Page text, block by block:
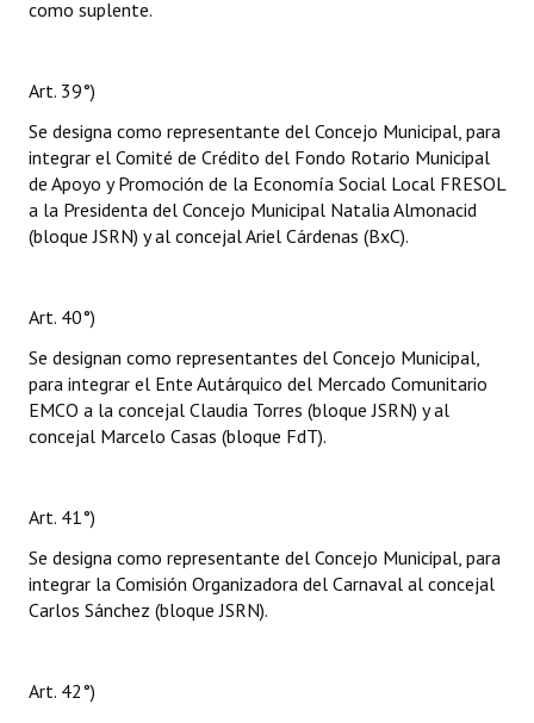
como suplente.
Art. 39°)
Se designa como representante del Concejo Municipal, para
integrar el Comité de Crédito del Fondo Rotario Municipal
de Apoyo y Promoción de la Economía Social Local FRESOL
a la Presidenta del Concejo Municipal Natalia Almonacid
(bloque JSRN) y al concejal Ariel Cárdenas (BxC).
Art. 40°)
Se designan como representantes del Concejo Municipal,
para integrar el Ente Autárquico del Mercado Comunitario
EMCO a la concejal Claudia Torres (bloque JSRN) y al
concejal Marcelo Casas (bloque FdT).
Art. 41°)
Se designa como representante del Concejo Municipal, para
integrar la Comisión Organizadora del Carnaval al concejal
Carlos Sánchez (bloque JSRN).
Art. 42°)